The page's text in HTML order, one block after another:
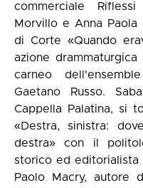
commerciale
Morvillo e Anna Paola
di Corte «Quando
azione
carneo
Gaetano Russo.
Cappella Palatina, si
«Destra, sinistra:
destra» con il
storico ed editorialista
Paolo Macry, autore